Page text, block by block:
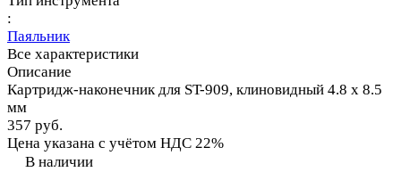
:
Паяльник
Все характеристики
Описание
Картридж-наконечник для ST-909, клиновидный 4.8 х 8.5
мм
357 руб.
Цена указана с учётом НДС 22%
В наличии